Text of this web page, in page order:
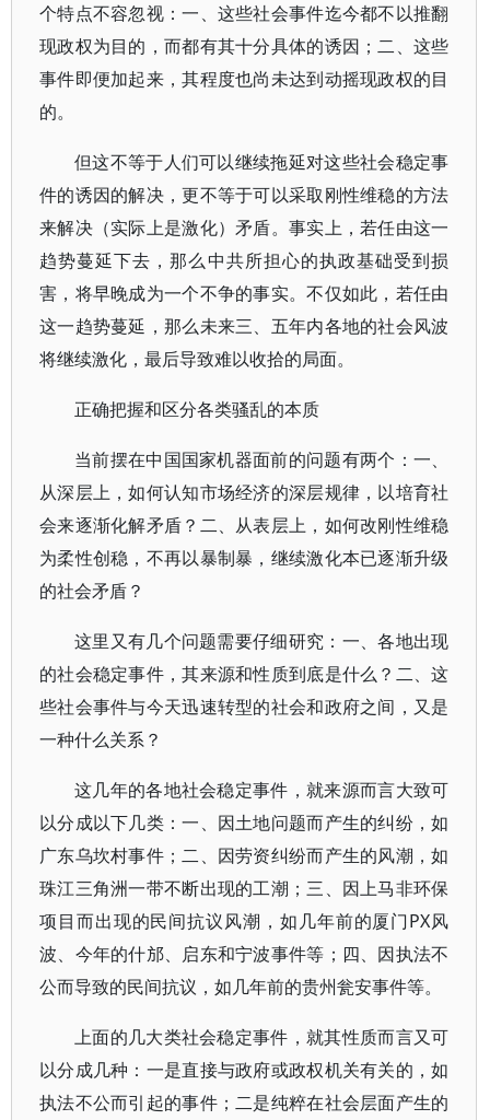
个特点不容忽视：一、这些社会事件迄今都不以推翻
现政权为目的，而都有其十分具体的诱因；二、这些
事件即便加起来，其程度也尚未达到动摇现政权的目
的。
但这不等于人们可以继续拖延对这些社会稳定事
件的诱因的解决，更不等于可以采取刚性维稳的方法
来解决（实际上是激化）矛盾。事实上，若任由这一
趋势蔓延下去，那么中共所担心的执政基础受到损
害，将早晚成为一个不争的事实。不仅如此，若任由
这一趋势蔓延，那么未来三、五年内各地的社会风波
将继续激化，最后导致难以收拾的局面。
正确把握和区分各类骚乱的本质
当前摆在中国国家机器面前的问题有两个：一、
从深层上，如何认知市场经济的深层规律，以培育社
会来逐渐化解矛盾？二、从表层上，如何改刚性维稳
为柔性创稳，不再以暴制暴，继续激化本已逐渐升级
的社会矛盾？
这里又有几个问题需要仔细研究：一、各地出现
的社会稳定事件，其来源和性质到底是什么？二、这
些社会事件与今天迅速转型的社会和政府之间，又是
一种什么关系？
这几年的各地社会稳定事件，就来源而言大致可
以分成以下几类：一、因土地问题而产生的纠纷，如
广东乌坎村事件；二、因劳资纠纷而产生的风潮，如
珠江三角洲一带不断出现的工潮；三、因上马非环保
项目而出现的民间抗议风潮，如几年前的厦门PX风
波、今年的什邡、启东和宁波事件等；四、因执法不
公而导致的民间抗议，如几年前的贵州瓮安事件等。
上面的几大类社会稳定事件，就其性质而言又可
以分成几种：一是直接与政府或政权机关有关的，如
执法不公而引起的事件；二是纯粹在社会层面产生的